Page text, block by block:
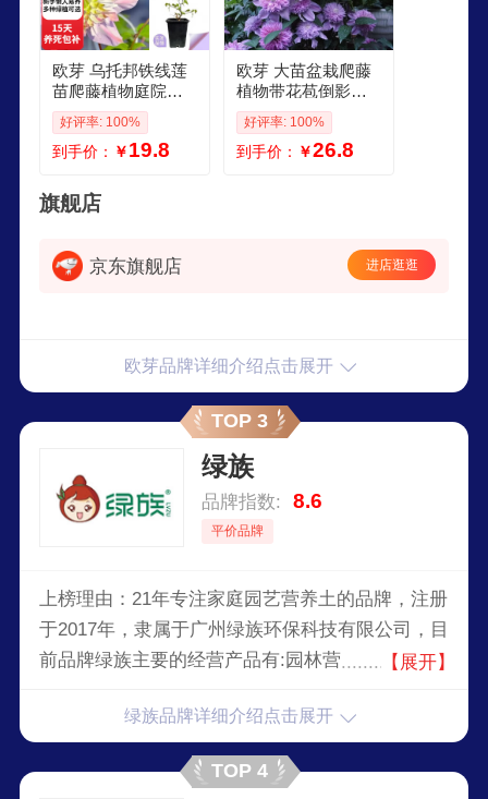
欧芽 乌托邦铁线莲
苗爬藤植物庭院耐
寒绿植花卉盆栽银
币阳台月季颜值 昼
天使
好评率: 100%
到手价： ￥19.8
欧芽 大苗盆栽爬藤
植物带花苞倒影乌
托邦约瑟芬银币四
季耐寒花卉 约瑟芬
铁线莲小苗高1015
好评率: 100%
到手价： ￥26.8
旗舰店
京东旗舰店 进店逛逛
欧芽品牌详细介绍点击展开
TOP 3
绿族
品牌指数: 8.6
平价品牌
上榜理由：21年专注家庭园艺营养土的品牌，注册
于2017年，隶属于广州绿族环保科技有限公司，目
前品牌绿族主要的经营产品有:园林营养土，有机
得大众的喜爱和认可。
【展开】
绿族品牌详细介绍点击展开
TOP 4